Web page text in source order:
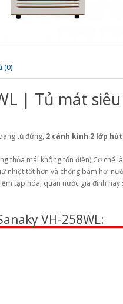
(0)
| Tủ mát
tủ đứng, 2 cánh kính 2 lớp
thỏa mái không tốn điện) Cơ chế
nhiệt tốt hơn và chống bám hơi
tạp hóa, quán nước gia đình
VH-258WL: